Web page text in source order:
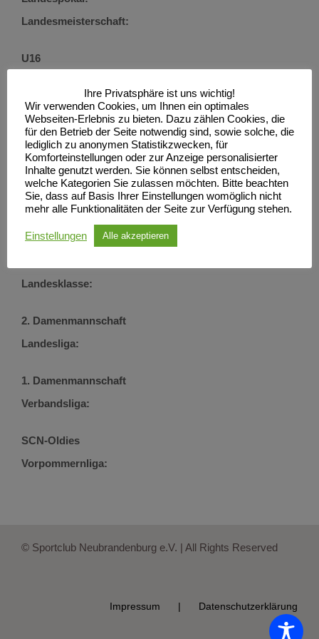
Landesmeisterschaft:
U16
Landesmeisterschaft:
U18
Landesmeisterschaft:
U20
Landesmeisterschaft:
Landesklasse:
2. Damenmannschaft
Landesliga:
1. Damenmannschaft
Verbandsliga:
SCN-Oldies
Vorpommernliga:
© Sportclub Neubrandenburg e.V. | All Rights Reserved
Impressum Datenschutzerklärung
Ihre Privatsphäre ist uns wichtig!
Wir verwenden Cookies, um Ihnen ein optimales
Webseiten-Erlebnis zu bieten. Dazu zählen Cookies, die
für den Betrieb der Seite notwendig sind, sowie solche, die
lediglich zu anonymen Statistikzwecken, für
Komforteinstellungen oder zur Anzeige personalisierter
Inhalte genutzt werden. Sie können selbst entscheiden,
welche Kategorien Sie zulassen möchten. Bitte beachten
Sie, dass auf Basis Ihrer Einstellungen womöglich nicht
mehr alle Funktionalitäten der Seite zur Verfügung stehen.
Einstellungen Alle akzeptieren